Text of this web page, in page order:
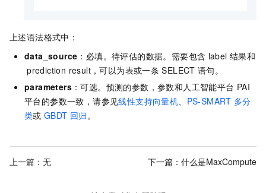
上述语法格式中：
data_source ：必填。待评估的数据。需要包含 label 结果和
prediction result，可以为表或一条 SELECT 语句。
parameters ：可选。预测的参数，参数和 人工智能平台 PAI
平台的参数一致，请参见线性支持向量机 PS-SMART 多分
类或 GBDT 回归 。
上一篇：无 下一篇： 什么是MaxCompute